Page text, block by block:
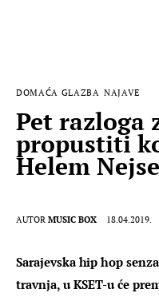
DOMAĆA GLAZBA NAJAVE
Pet razloga
propustiti
Helem
AUTOR MUSIC BOX 18.04.2019.
Sarajevska hip hop
travnja, u KSET-u će